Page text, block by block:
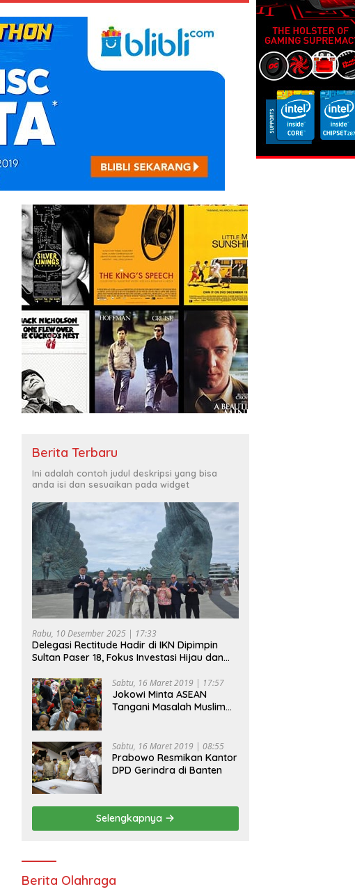
Berita Terbaru
Ini adalah contoh judul deskripsi yang bisa
anda isi dan sesuaikan pada widget
Rabu, 10 Desember 2025 | 17:33
Delegasi Rectitude Hadir di IKN Dipimpin
Sultan Paser 18, Fokus Investasi Hijau dan
Sabtu, 16 Maret 2019 | 17:57
Jokowi Minta ASEAN
Tangani Masalah Muslim
Sabtu, 16 Maret 2019 | 08:55
Prabowo Resmikan Kantor
DPD Gerindra di Banten
Selengkapnya
Berita Olahraga